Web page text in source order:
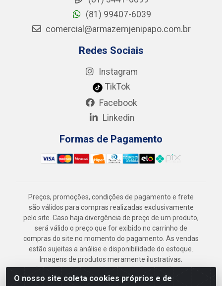
O nosso site coleta cookies próprios e de
(81) 99407-6039
comercial@armazemjenipapo.com.br
Redes Sociais
Instagram
TikTok
Facebook
Linkedin
Formas de Pagamento
Preços, promoções, condições de pagamento e frete
são válidos para compras realizadas exclusivamente
pelo site. Caso haja divergência de preço de um produto,
será válido o preço que for exibido no carrinho de
compras do site no momento do pagamento. As vendas
estão sujeitas a análise e disponibilidade do estoque.
Imagens de produtos meramente ilustrativas.
Armazém Jenipapo Materiais de Construção em
Geral LTDA - Rua das Flores, 2691 - Guabiraba,